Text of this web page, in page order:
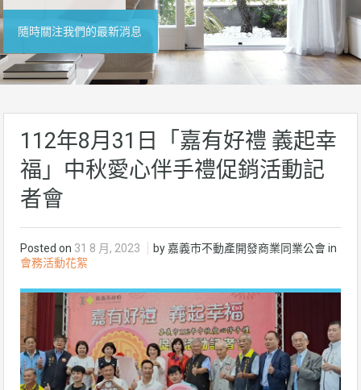
隨時關注我們的最新消息
112年8月31日「嘉有好禮 義起幸
福」中秋愛心伴手禮促銷活動記
者會
Posted on 31 8 月, 2023
by 嘉義市不動產開發商業同業公會 in
會務活動花絮